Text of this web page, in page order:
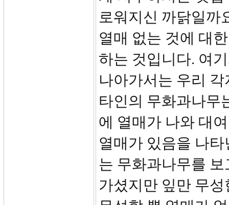
로워지신 까닭일까
열매 없는 것에 대
하는 것입니다. 여
나아가서는 우리
타인의 무화과나무
에 열매가 나와 대
열매가 있음을 나
는 무화과나무를
가셨지만 잎만 무